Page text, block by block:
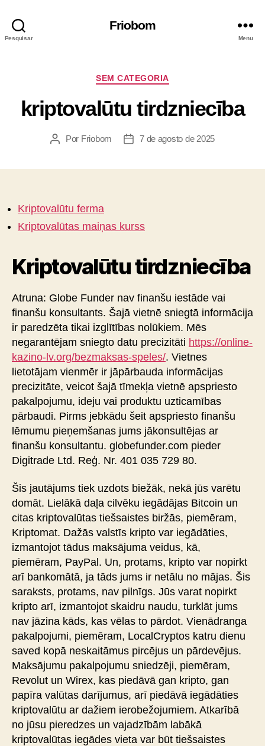
Pesquisar
Friobom
Menu
SEM CATEGORIA
kriptovalūtu tirdzniecība
Por Friobom 7 de agosto de 2025
Kriptovalūtu ferma
Kriptovalūtas maiņas kurss
Kriptovalūtu tirdzniecība
Atruna: Globe Funder nav finanšu iestāde vai
finanšu konsultants. Šajā vietnē sniegtā informācija
ir paredzēta tikai izglītības nolūkiem. Mēs
negarantējam sniegto datu precizitāti https://online-
kazino-lv.org/bezmaksas-speles/. Vietnes
lietotājam vienmēr ir jāpārbauda informācijas
precizitāte, veicot šajā tīmekļa vietnē apspriesto
pakalpojumu, ideju vai produktu uzticamības
pārbaudi. Pirms jebkādu šeit apspriesto finanšu
lēmumu pieņemšanas jums jākonsultējas ar
finanšu konsultantu. globefunder.com pieder
Digitrade Ltd. Reģ. Nr. 401 035 729 80.
Šis jautājums tiek uzdots biežāk, nekā jūs varētu
domāt. Lielākā daļa cilvēku iegādājas Bitcoin un
citas kriptovalūtas tiešsaistes biržās, piemēram,
Kriptomat. Dažās valstīs kripto var iegādāties,
izmantojot tādus maksājuma veidus, kā,
piemēram, PayPal. Un, protams, kripto var nopirkt
arī bankomātā, ja tāds jums ir netālu no mājas. Šis
saraksts, protams, nav pilnīgs. Jūs varat nopirkt
kripto arī, izmantojot skaidru naudu, turklāt jums
nav jāzina kāds, kas vēlas to pārdot. Vienādranga
pakalpojumi, piemēram, LocalCryptos katru dienu
saved kopā neskaitāmus pircējus un pārdevējus.
Maksājumu pakalpojumu sniedzēji, piemēram,
Revolut un Wirex, kas piedāvā gan kripto, gan
papīra valūtas darījumus, arī piedāvā iegādāties
kriptovalūtu ar dažiem ierobežojumiem. Atkarībā
no jūsu pieredzes un vajadzībām labākā
kriptovalūtas iegādes vieta var būt tiešsaistes